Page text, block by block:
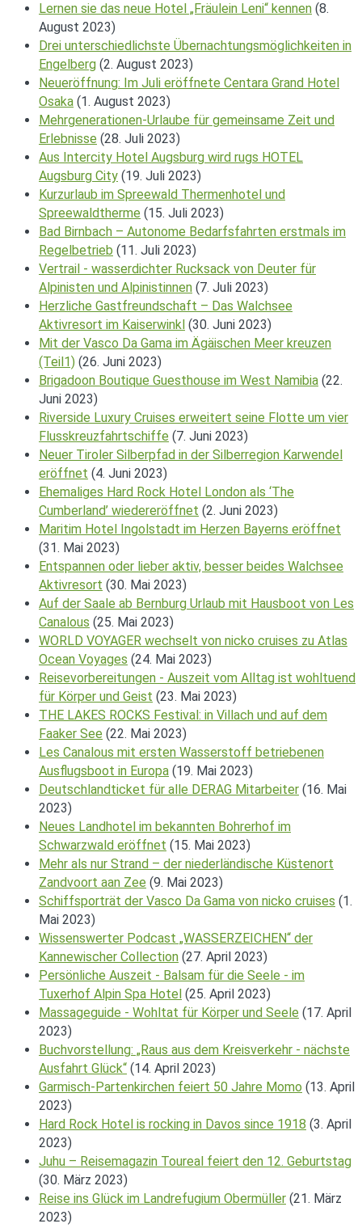
Lernen sie das neue Hotel „Fräulein Leni“ kennen (8.
August 2023)
Drei unterschiedlichste Übernachtungsmöglichkeiten in
Engelberg (2. August 2023)
Neueröffnung: Im Juli eröffnete Centara Grand Hotel
Osaka (1. August 2023)
Mehrgenerationen-Urlaube für gemeinsame Zeit und
Erlebnisse (28. Juli 2023)
Aus Intercity Hotel Augsburg wird rugs HOTEL
Augsburg City (19. Juli 2023)
Kurzurlaub im Spreewald Thermenhotel und
Spreewaldtherme (15. Juli 2023)
Bad Birnbach – Autonome Bedarfsfahrten erstmals im
Regelbetrieb (11. Juli 2023)
Vertrail - wasserdichter Rucksack von Deuter für
Alpinisten und Alpinistinnen (7. Juli 2023)
Herzliche Gastfreundschaft – Das Walchsee
Aktivresort im Kaiserwinkl (30. Juni 2023)
Mit der Vasco Da Gama im Ägäischen Meer kreuzen
(Teil1) (26. Juni 2023)
Brigadoon Boutique Guesthouse im West Namibia (22.
Juni 2023)
Riverside Luxury Cruises erweitert seine Flotte um vier
Flusskreuzfahrtschiffe (7. Juni 2023)
Neuer Tiroler Silberpfad in der Silberregion Karwendel
eröffnet (4. Juni 2023)
Ehemaliges Hard Rock Hotel London als ‘The
Cumberland’ wiedereröffnet (2. Juni 2023)
Maritim Hotel Ingolstadt im Herzen Bayerns eröffnet
(31. Mai 2023)
Entspannen oder lieber aktiv, besser beides Walchsee
Aktivresort (30. Mai 2023)
Auf der Saale ab Bernburg Urlaub mit Hausboot von Les
Canalous (25. Mai 2023)
WORLD VOYAGER wechselt von nicko cruises zu Atlas
Ocean Voyages (24. Mai 2023)
Reisevorbereitungen - Auszeit vom Alltag ist wohltuend
für Körper und Geist (23. Mai 2023)
THE LAKES ROCKS Festival: in Villach und auf dem
Faaker See (22. Mai 2023)
Les Canalous mit ersten Wasserstoff betriebenen
Ausflugsboot in Europa (19. Mai 2023)
Deutschlandticket für alle DERAG Mitarbeiter (16. Mai
2023)
Neues Landhotel im bekannten Bohrerhof im
Schwarzwald eröffnet (15. Mai 2023)
Mehr als nur Strand – der niederländische Küstenort
Zandvoort aan Zee (9. Mai 2023)
Schiffsporträt der Vasco Da Gama von nicko cruises (1.
Mai 2023)
Wissenswerter Podcast „WASSERZEICHEN“ der
Kannewischer Collection (27. April 2023)
Persönliche Auszeit - Balsam für die Seele - im
Tuxerhof Alpin Spa Hotel (25. April 2023)
Massageguide - Wohltat für Körper und Seele (17. April
2023)
Buchvorstellung: „Raus aus dem Kreisverkehr - nächste
Ausfahrt Glück“ (14. April 2023)
Garmisch-Partenkirchen feiert 50 Jahre Momo (13. April
2023)
Hard Rock Hotel is rocking in Davos since 1918 (3. April
2023)
Juhu – Reisemagazin Toureal feiert den 12. Geburtstag
(30. März 2023)
Reise ins Glück im Landrefugium Obermüller (21. März
2023)